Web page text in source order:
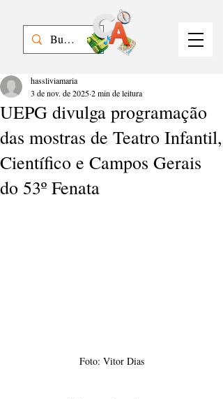
UEPG divulga programação
das mostras de Teatro Infantil,
Científico e Campos Gerais
do 53º Fenata
hassliviamaria
3 de nov. de 20252 min de leitura
Foto: Vitor Dias